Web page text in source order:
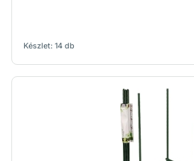
Készlet: 14 db